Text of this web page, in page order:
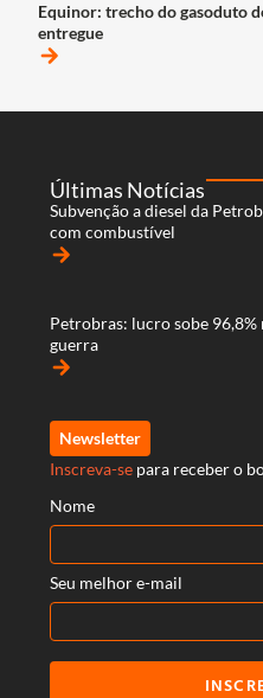
Equinor: trecho do gasoduto
entregue
arrow_forward
Últimas Notícias
Subvenção a diesel da
com combustível
arrow_forward
Petrobras: lucro sobe 96,8%
guerra
arrow_forward
Newsletter
Inscreva-se para receber o
Nome
Seu melhor e-mail